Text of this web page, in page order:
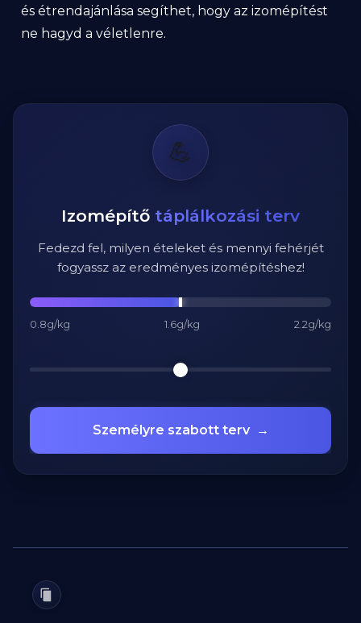
és étrendajánlása segíthet, hogy az izomépítést
ne hagyd a véletlenre.
💪
Izomépítő táplálkozási terv
Fedezd fel, milyen ételeket és mennyi fehérjét
fogyassz az eredményes izomépítéshez!
0.8g/kg 1.6g/kg 2.2g/kg
Személyre szabott terv →